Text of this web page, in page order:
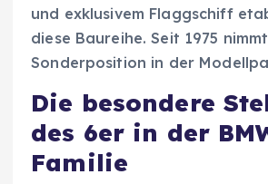
und exklusivem Flaggschiff
diese Baureihe. Seit 1975
Sonderposition in der
Die besondere
des 6er in der
Familie